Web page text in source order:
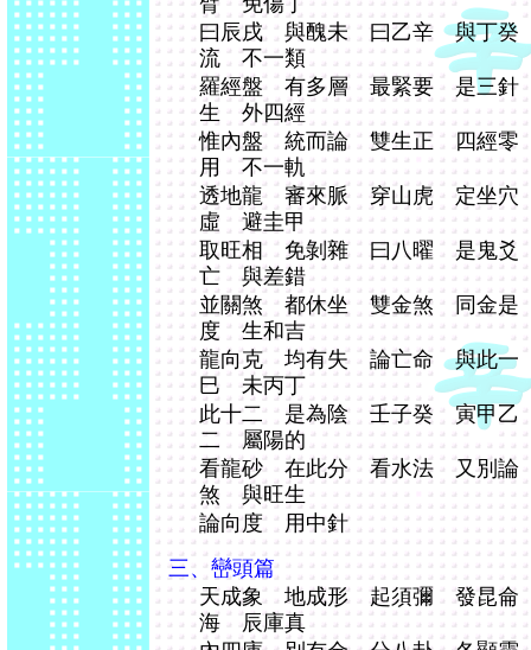
曰辰戌 與醜未 曰乙辛 與丁
流 不一類
羅經盤 有多層 最緊要 是三
生 外四經
惟內盤 統而論 雙生正 四經
用 不一軌
透地龍 審來脈 穿山虎 定坐
虛 避圭甲
取旺相 免剝雜 曰八曜 是鬼
亡 與差錯
並關煞 都休坐 雙金煞 同金
度 生和吉
龍向克 均有失 論亡命 與此
巳 未丙丁
此十二 是為陰 壬子癸 寅甲
二 屬陽的
看龍砂 在此分 看水法 又別
煞 與旺生
論向度 用中針
三、巒頭篇
天成象 地成形 起須彌 發昆
海 辰庫真